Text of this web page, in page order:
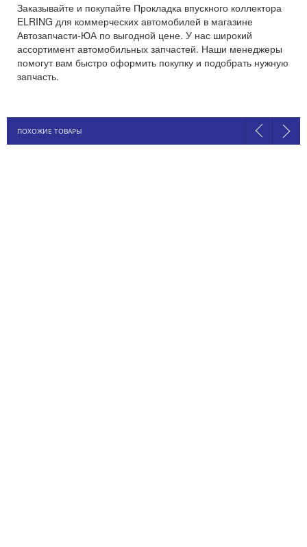
Заказывайте и покупайте Прокладка впускного коллектора
ELRING для коммерческих автомобилей в магазине
Автозапчасти-ЮА по выгодной цене. У нас широкий
ассортимент автомобильных запчастей. Наши менеджеры
помогут вам быстро оформить покупку и подобрать нужную
запчасть.
ПОХОЖИЕ ТОВАРЫ